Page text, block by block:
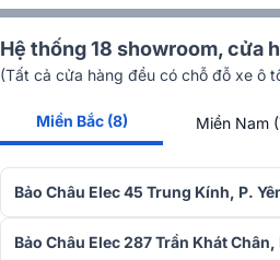
Công suất lý tưởng
Hệ thống 18 showroom, cửa
(Tất cả cửa hàng đều có chỗ đỗ xe ô
Miền Bắc (8) Miền Nam
Bảo Châu Elec 45 Trung Kính, P.
Bảo Châu Elec 287 Trần Khát Chân,